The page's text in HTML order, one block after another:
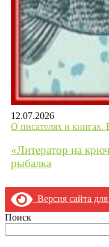
12.07.2026
О писателях и
«Литератор на
рыбалка
Версия сайта
Поиск